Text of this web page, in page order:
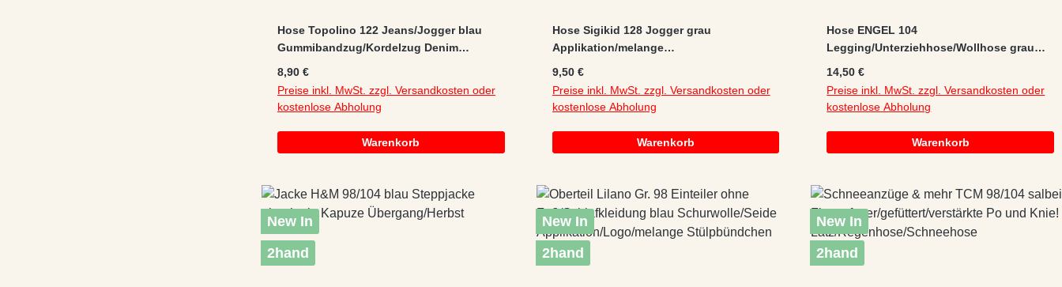
Hose Topolino 122 Jeans/Jogger blau
Gummibandzug/Kordelzug Denim
Regulärer Preis:
8,90 €
Preise inkl. MwSt. zzgl. Versandkosten oder
kostenlose Abholung
Warenkorb
Hose Sigikid 128 Jogger grau
Applikation/melange
Regulärer Preis:
9,50 €
Preise inkl. MwSt. zzgl. Versandkosten oder
kostenlose Abholung
Warenkorb
Hose ENGEL 104
Legging/Unterziehhose/Wollhose grau
Regulärer Preis:
14,50 €
Preise inkl. MwSt. zzgl. Versandkosten oder
kostenlose Abholung
Warenkorb
New In
2hand
New In
2hand
New In
2hand